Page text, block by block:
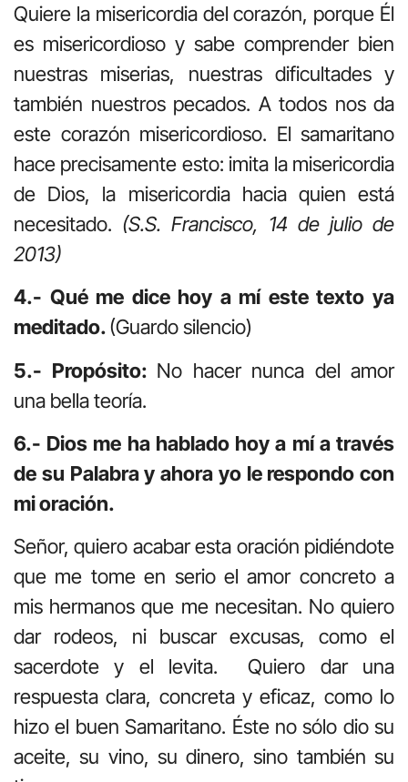
Quiere la misericordia del corazón, porque Él
es misericordioso y sabe comprender bien
nuestras miserias, nuestras dificultades y
también nuestros pecados. A todos nos da
este corazón misericordioso. El samaritano
hace precisamente esto: imita la misericordia
de Dios, la misericordia hacia quien está
necesitado. (S.S. Francisco, 14 de julio de
2013)
4.- Qué me dice hoy a mí este texto ya
meditado.(Guardo silencio)
5.- Propósito: No hacer nunca del amor
una bella teoría.
6.- Dios me ha hablado hoy a mí a través
de su Palabra y ahora yo le respondo con
mi oración.
Señor, quiero acabar esta oración pidiéndote
que me tome en serio el amor concreto a
mis hermanos que me necesitan. No quiero
dar rodeos, ni buscar excusas, como el
sacerdote y el levita. Quiero dar una
respuesta clara, concreta y eficaz, como lo
hizo el buen Samaritano. Éste no sólo dio su
aceite, su vino, su dinero, sino también su